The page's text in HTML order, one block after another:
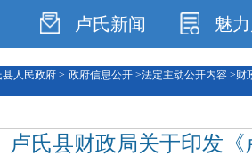
卢氏新闻 魅
人民政府 > 政府信息公开 >法定主动公开内容 >财
卢氏县财政局关于印发